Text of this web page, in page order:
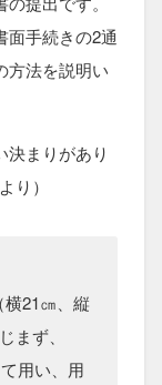
面手続きの2通
方法を説明い
決まりがあり
り）
21㎝、縦
まず、
用い、用